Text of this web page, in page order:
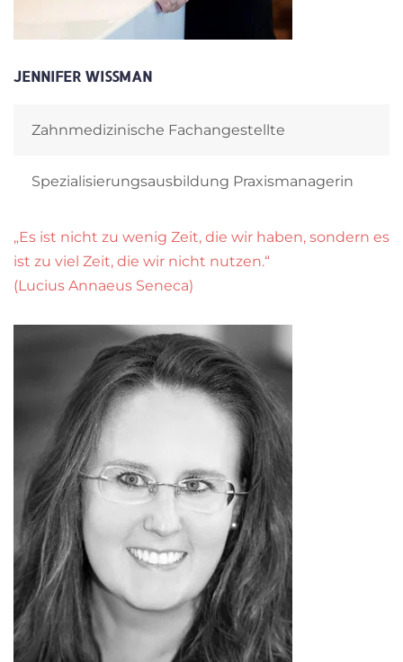
JENNIFER WISSMAN
Zahnmedizinische Fachangestellte
Spezialisierungsausbildung Praxismanagerin
„Es ist nicht zu wenig Zeit, die wir haben, sondern es
ist zu viel Zeit, die wir nicht nutzen.“
(Lucius Annaeus Seneca)